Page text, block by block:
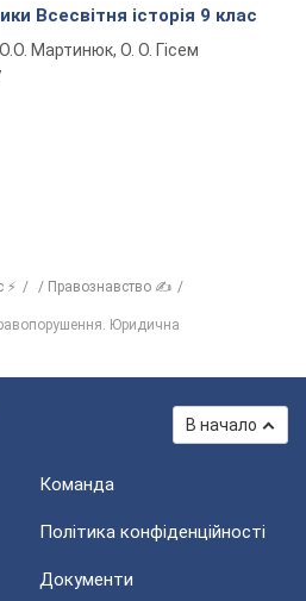
Всесвітня історія 9 клас
О.О. Мартинюк, О. О. Гісем
⚡
Правознавство ✍
Юридична
В начало
Команда
Політика конфіденційності
Документи